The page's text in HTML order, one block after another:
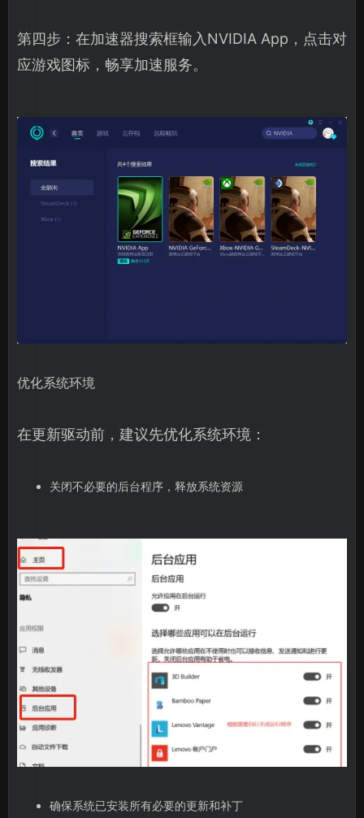
第四步：在加速器搜索框输入NVIDIA App，点击对
应游戏图标，畅享加速服务。
优化系统环境
在更新驱动前，建议先优化系统环境：
关闭不必要的后台程序，释放系统资源
确保系统已安装所有必要的更新和补丁